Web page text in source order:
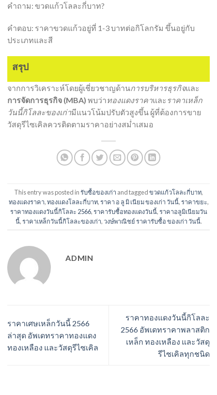
คำถาม: ขวดแก้วโลละกี่บาท?
คำตอบ: ราคาขวดแก้วอยู่ที่ 1-3 บาทต่อกิโลกรัม ขึ้นอยู่กับ
ประเภทและสี
สรุป
จากการวิเคราะห์โดยผู้เชี่ยวชาญด้านการบริหารธุรกิจและ
การจัดการธุรกิจ (MBA) พบว่าทองแดงราคาและ ราคาเหล็ก
วันนี้กิโลละของเก่ามีแนวโน้มปรับตัวสูงขึ้น ผู้ที่ต้องการขาย
วัสดุรีไซเคิลควรติดตามราคาอย่างสม่ำเสมอ
This entry was posted inรับซื้อของเก่า and taggedขวดแก้วโลละกี่บาท,
ทองแดงราคา,ทองแดงโลละกี่บาท,ราคา อ ลู มิ เนียม ของเก่า วันนี้,ราคาขยะ,
ราคาทองแดงวันนี้กิโลละ 2566,ราคารับซื้อทองแดงวันนี้,ราคาอลูมิเนียมวัน
นี้,ราคาเหล็กวันนี้กิโลละของเก่า,วงษ์พาณิชย์ ราคารับซื้อ ของเก่า วันนี้.
ADMIN
ราคาเศษเหล็กวันนี้ 2566
ล่าสุด อัพเดทราคาทองแดง
ทองเหลือง และวัสดุรีไซเคิล
ราคาทองแดงวันนี้กิโลละ
2566 อัพเดทราคาพลาสติก
เหล็ก ทองเหลือง และวัสดุ
รีไซเคิลทุกชนิด